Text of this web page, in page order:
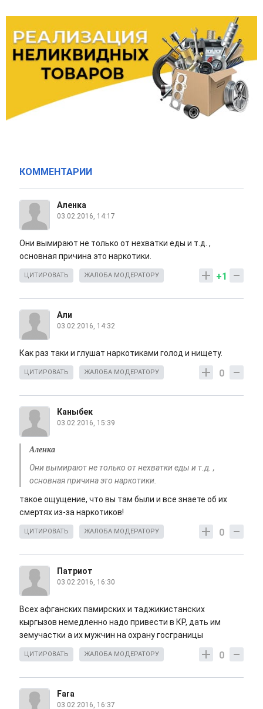
КОММЕНТАРИИ
Аленка
03.02.2016, 14:17
Они вымирают не только от нехватки еды и т.д. ,
основная причина это наркотики.
+1
ЦИТИРОВАТЬ ЖАЛОБА МОДЕРАТОРУ
Али
03.02.2016, 14:32
Как раз таки и глушат наркотиками голод и нищету.
0
ЦИТИРОВАТЬ ЖАЛОБА МОДЕРАТОРУ
Каныбек
03.02.2016, 15:39
Аленка
Они вымирают не только от нехватки еды и т.д. ,
основная причина это наркотики.
такое ощущение, что вы там были и все знаете об их
смертях из-за наркотиков!
0
ЦИТИРОВАТЬ ЖАЛОБА МОДЕРАТОРУ
Патриот
03.02.2016, 16:30
Всех афганских памирских и таджикистанских
кыргызов немедленно надо привести в КР, дать им
земучастки а их мужчин на охрану госграницы
0
ЦИТИРОВАТЬ ЖАЛОБА МОДЕРАТОРУ
Fara
03.02.2016, 16:37